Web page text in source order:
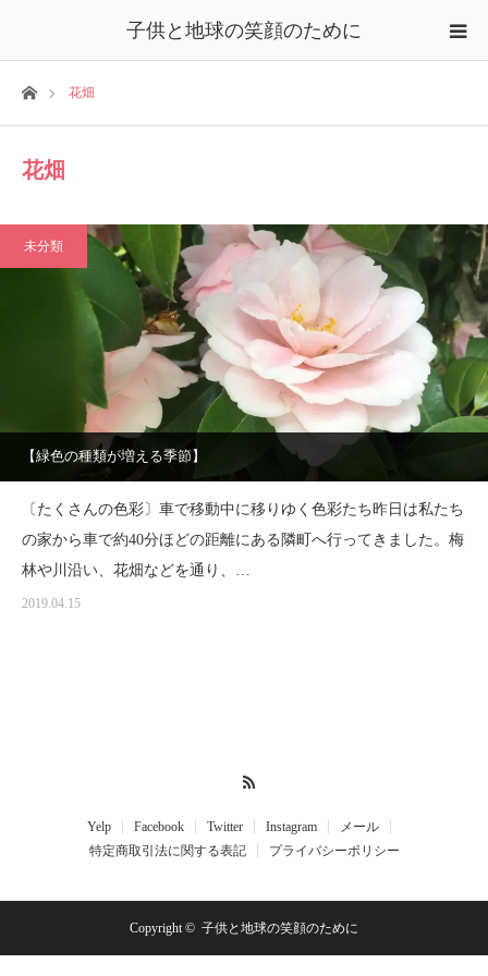
子供と地球の笑顔のために
ホーム花畑
花畑
未分類
【緑色の種類が増える季節】
〔たくさんの色彩〕車で移動中に移りゆく色彩たち昨日は私たち
の家から車で約40分ほどの距離にある隣町へ行ってきました。梅
林や川沿い、花畑などを通り、…
2019.04.15
Yelp Facebook Twitter Instagram
メール
特定商取引法に関する表記
プライバシーポリシー
Copyright © 子供と地球の笑顔のために